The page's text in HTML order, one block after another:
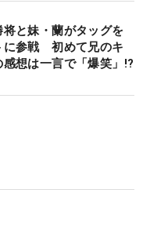
と妹・蘭がタッグを
に参戦 初めて兄のキ
想は一言で「爆笑」!?